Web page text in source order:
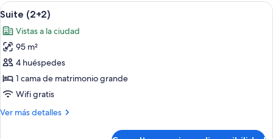
Abrir
todas
las
fotos
de
Suite
(2+2)
Habitación de hotel con una cama
5
Suite (2+2)
Vistas a la ciudad
95 m²
4 huéspedes
1 cama de matrimonio grande
Wifi gratis
Ver más detalles
Más